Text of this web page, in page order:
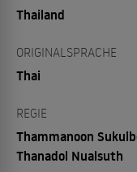
Thailand
ORIGINALSPRACHE
Thai
REGIE
Thammanoon
Thanadol Nualsuth